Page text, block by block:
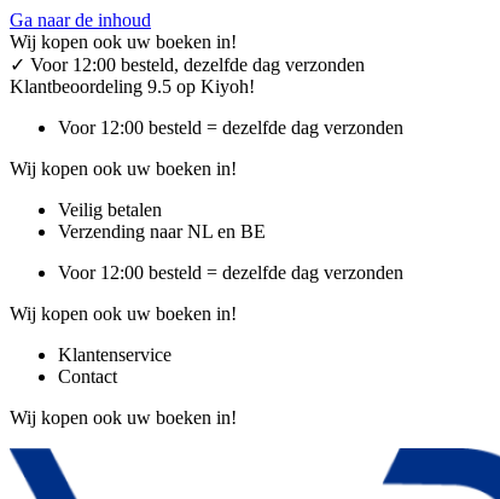
Ga naar de inhoud
Wij kopen ook uw boeken in!
✓ Voor 12:00 besteld, dezelfde dag verzonden
Klantbeoordeling 9.5 op Kiyoh!
Voor 12:00 besteld = dezelfde dag verzonden
Wij kopen ook uw boeken in!
Veilig betalen
Verzending naar NL en BE
Voor 12:00 besteld = dezelfde dag verzonden
Wij kopen ook uw boeken in!
Klantenservice
Contact
Wij kopen ook uw boeken in!